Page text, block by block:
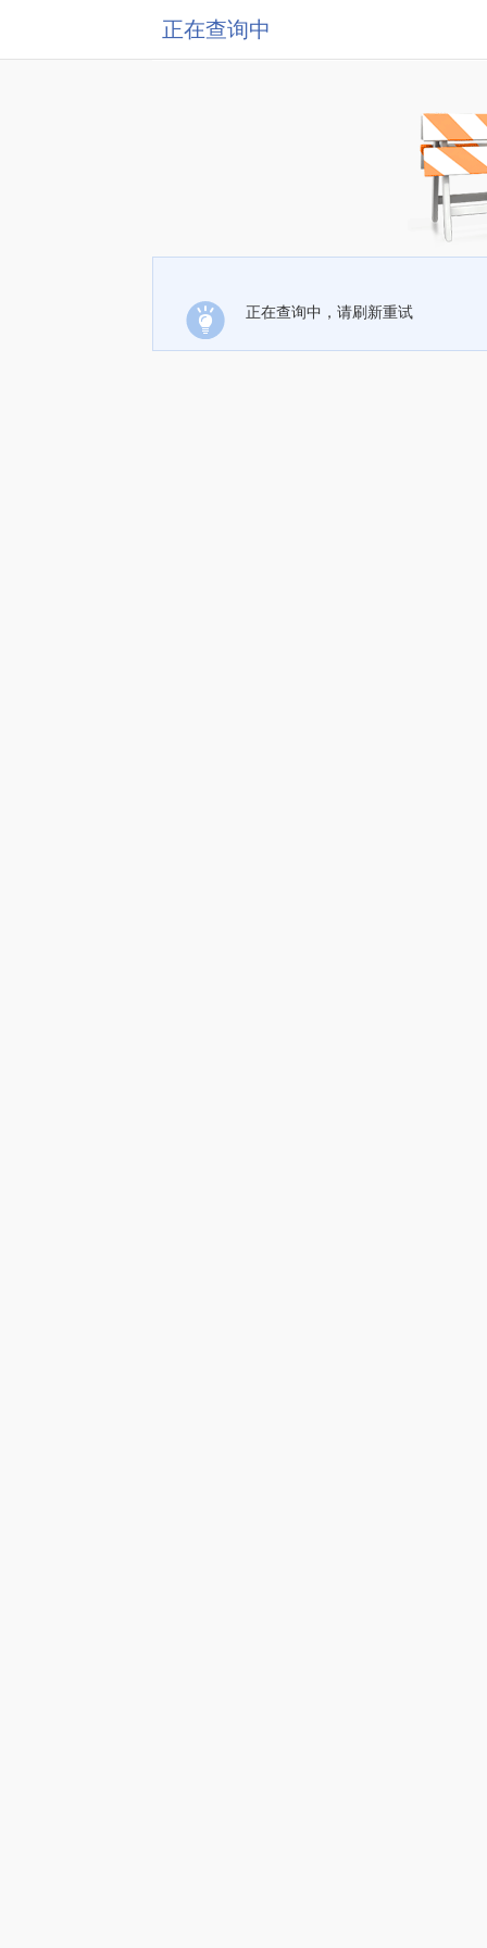
正在查询中
正在查询中，请刷新重试